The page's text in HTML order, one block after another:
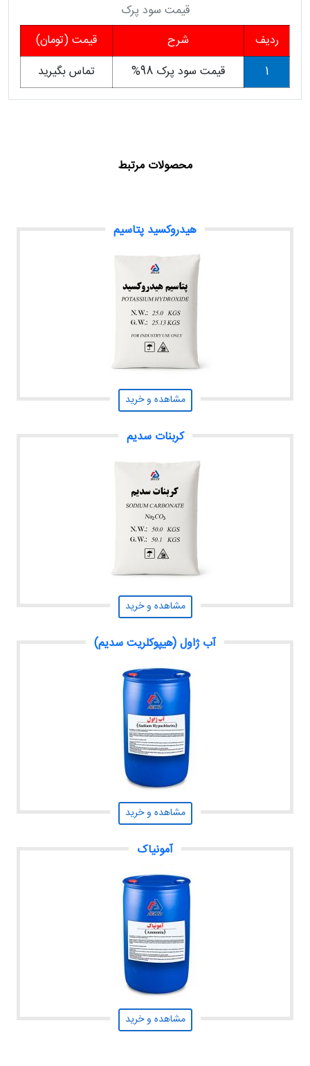
قیمت سود پرک
ردیف
شرح
قیمت (تومان)
1
قیمت سود پرک 98% تماس بگیرید
محصولات مرتبط
هیدروکسید پتاسیم
مشاهده و خرید
کربنات سدیم
مشاهده و خرید
آب ژاول (هیپوکلریت سدیم)
مشاهده و خرید
آمونیاک
مشاهده و خرید